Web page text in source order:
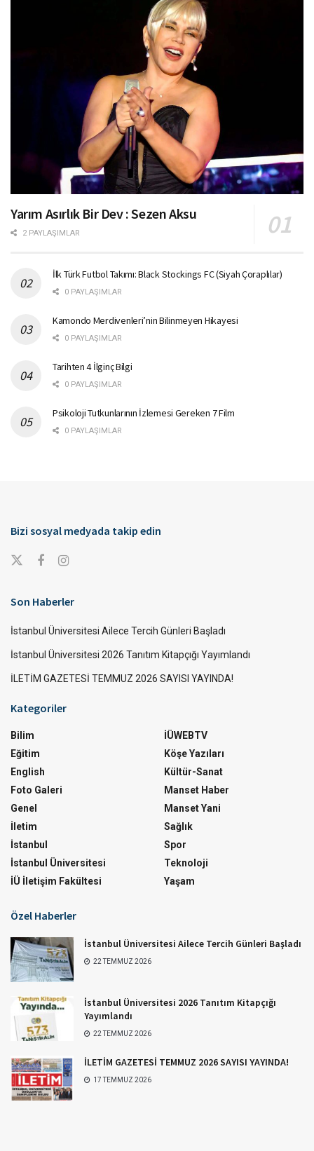
Yarım Asırlık Bir Dev : Sezen Aksu
2 PAYLAŞIMLAR
İlk Türk Futbol Takımı: Black Stockings FC (Siyah Çoraplılar)
0 PAYLAŞIMLAR
Kamondo Merdivenleri’nin Bilinmeyen Hikayesi
0 PAYLAŞIMLAR
Tarihten 4 İlginç Bilgi
0 PAYLAŞIMLAR
Psikoloji Tutkunlarının İzlemesi Gereken 7 Film
0 PAYLAŞIMLAR
Bizi sosyal medyada takip edin
Son Haberler
İstanbul Üniversitesi Ailece Tercih Günleri Başladı
İstanbul Üniversitesi 2026 Tanıtım Kitapçığı Yayımlandı
İLETİM GAZETESİ TEMMUZ 2026 SAYISI YAYINDA!
Kategoriler
Bilim
Eğitim
English
Foto Galeri
Genel
İletim
İstanbul
İstanbul Üniversitesi
İÜ İletişim Fakültesi
İÜWEBTV
Köşe Yazıları
Kültür-Sanat
Manset Haber
Manset Yani
Sağlık
Spor
Teknoloji
Yaşam
Özel Haberler
İstanbul Üniversitesi Ailece Tercih Günleri Başladı
22 TEMMUZ 2026
İstanbul Üniversitesi 2026 Tanıtım Kitapçığı
Yayımlandı
22 TEMMUZ 2026
İLETİM GAZETESİ TEMMUZ 2026 SAYISI YAYINDA!
17 TEMMUZ 2026